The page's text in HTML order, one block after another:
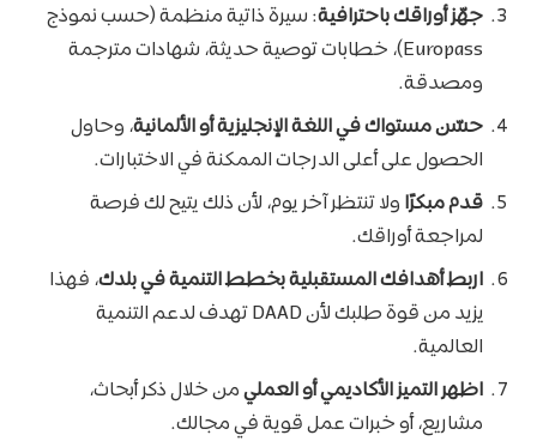
جهّز أوراقك باحترافية: سيرة ذاتية منظمة (حسب نموذج
Europass)، خطابات توصية حديثة، شهادات مترجمة
ومصدقة.
حسّن مستواك في اللغة الإنجليزية أو الألمانية، وحاول
الحصول على أعلى الدرجات الممكنة في الاختبارات.
قدم مبكرًا ولا تنتظر آخر يوم، لأن ذلك يتيح لك فرصة
لمراجعة أوراقك.
اربط أهدافك المستقبلية بخطط التنمية في بلدك، فهذا
يزيد من قوة طلبك لأن DAAD تهدف لدعم التنمية
العالمية.
اظهر التميز الأكاديمي أو العمليمن خلال ذكر أبحاث،
مشاريع، أو خبرات عمل قوية في مجالك.